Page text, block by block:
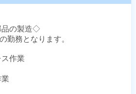
品の製造◇
勤務となります。
ス作業